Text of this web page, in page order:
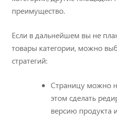
преимущество.
Если в дальнейшем вы не
товары категории, можно
стратегий:
Страницу можно
этом сделать
версию продукта